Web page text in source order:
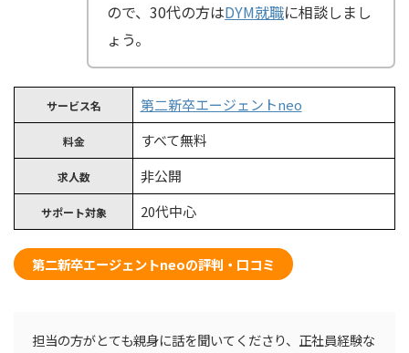
ので、30代の方はDYM就職に相談しまし
ょう。
サービス名 第二新卒エージェントneo
料金 すべて無料
求人数 非公開
サポート対象 20代中心
第二新卒エージェントneoの評判・口コミ
担当の方がとても親身に話を聞いてくださり、正社員経験な